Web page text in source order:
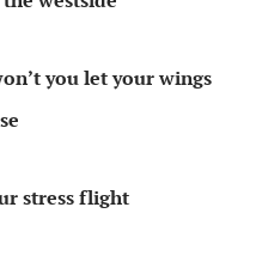
you let your wings
stress flight